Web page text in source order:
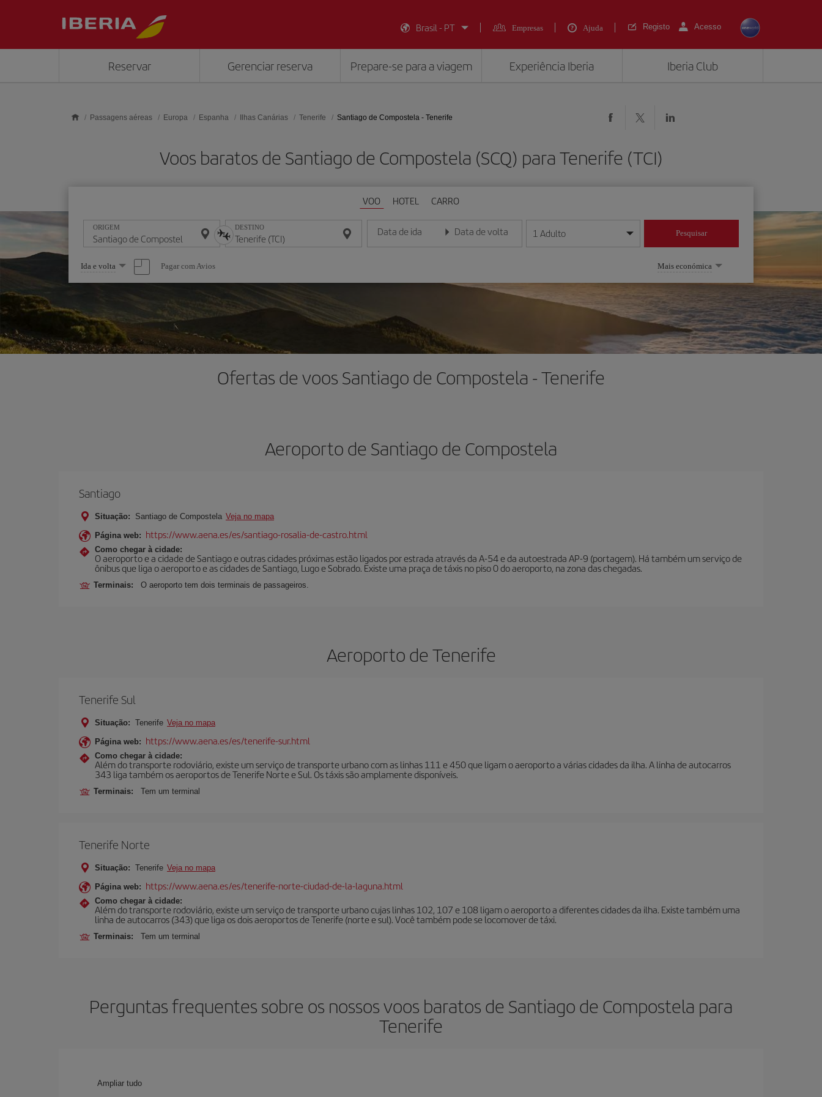
Brasil - PT
Empresas Ajuda Registo Acesso
Reservar Gerenciar reserva Prepare-se para a viagem Experiência Iberia Iberia Club
Passagens aéreas Europa Espanha Ilhas Canárias Tenerife Santiago de Compostela - Tenerife
Voos baratos de Santiago de Compostela (SCQ) para Tenerife (TCI)
VOO HOTEL CARRO
ORIGEM DESTINO Data de ida
Insira a data no formato dia/mês/ano
Data de volta
Insira a data no formato dia/mês/ano
1 Adulto Pesquisar
Selecione
uma
opção
Ida e volta Pagar com Avios Mais económica
Ofertas de voos Santiago de Compostela - Tenerife
Aeroporto de Santiago de Compostela
Santiago
Situação: Santiago de Compostela Veja no mapa
Página web: https://www.aena.es/es/santiago-rosalia-de-castro.html
Como chegar à cidade:
O aeroporto e a cidade de Santiago e outras cidades próximas estão ligados por estrada através da A-54 e da autoestrada AP-9 (portagem). Há também um serviço de
ônibus que liga o aeroporto e as cidades de Santiago, Lugo e Sobrado. Existe uma praça de táxis no piso 0 do aeroporto, na zona das chegadas.
Terminais: O aeroporto tem dois terminais de passageiros.
Aeroporto de Tenerife
Tenerife Sul
Situação: Tenerife Veja no mapa
Página web: https://www.aena.es/es/tenerife-sur.html
Como chegar à cidade:
Além do transporte rodoviário, existe um serviço de transporte urbano com as linhas 111 e 450 que ligam o aeroporto a várias cidades da ilha. A linha de autocarros
343 liga também os aeroportos de Tenerife Norte e Sul. Os táxis são amplamente disponíveis.
Terminais: Tem um terminal
Tenerife Norte
Situação: Tenerife Veja no mapa
Página web: https://www.aena.es/es/tenerife-norte-ciudad-de-la-laguna.html
Como chegar à cidade:
Além do transporte rodoviário, existe um serviço de transporte urbano cujas linhas 102, 107 e 108 ligam o aeroporto a diferentes cidades da ilha. Existe também uma
linha de autocarros (343) que liga os dois aeroportos de Tenerife (norte e sul). Você também pode se locomover de táxi.
Terminais: Tem um terminal
Perguntas frequentes sobre os nossos voos baratos de Santiago de Compostela para
Tenerife
Ampliar tudo